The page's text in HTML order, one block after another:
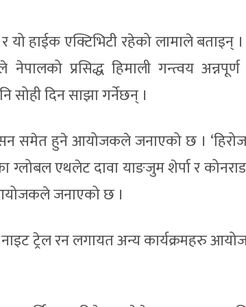
यो हाईक एक्टिभिटी रहेको लामाले बताइन्
नेपालको प्रसिद्ध हिमाली गन्त्वय
सोही दिन साझा गर्नेछन् ।
समेत हुने आयोजकले जनाएको छ ।
एथलेट दावा याङजुम शेर्पा र
जनाएको छ ।
ट्रेल रन लगायत अन्य कार्यक्रमहरु